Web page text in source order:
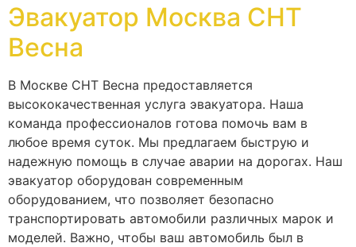
Эвакуатор Москва СНТ
Весна
В Москве СНТ Весна предоставляется
высококачественная услуга эвакуатора. Наша
команда профессионалов готова помочь вам в
любое время суток. Мы предлагаем быструю и
надежную помощь в случае аварии на дорогах. Наш
эвакуатор оборудован современным
оборудованием, что позволяет безопасно
транспортировать автомобили различных марок и
моделей. Важно, чтобы ваш автомобиль был в